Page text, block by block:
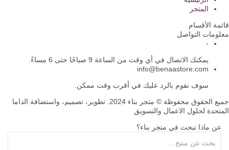
المتجر
قائمة الأقسام
معلومات التواصل
-
يمكنك الاتصال في أي وقت من الساعة 9 صباحًا حتى 6 مساءً.
info@benaastore.com
سوف نقوم بالرد عليك في أقرب وقت ممكن.
جميع الحقوق محفوظة © متجر بناء 2024. تطوير، تصميم، واستضافة الداما
المتحدة لحلول الاعمال والتسويق
عن ماذا تبحث في متجر بناء؟